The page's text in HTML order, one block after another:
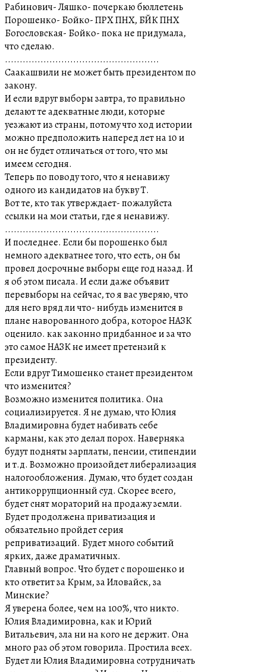
Рабинович- Ляшко- почеркаю бюллетень
Порошенко- Бойко- ПРХ ПНХ, БЙК ПНХ
Богословская- Бойко- пока не придумала,
что сделаю.
....................................................
Саакашвили не может быть президентом по
закону.
И если вдруг выборы завтра, то правильно
делают те адекватные люди, которые
уезжают из страны, потому что ход истории
можно предположить наперед лет на 10 и
он не будет отличаться от того, что мы
имеем сегодня.
Теперь по поводу того, что я ненавижу
одного из кандидатов на букву Т.
Вот те, кто так утверждает- пожалуйста
ссылки на мои статьи, где я ненавижу.
....................................................
И последнее. Если бы порошенко был
немного адекватнее того, что есть, он бы
провел досрочные выборы еще год назад. И
я об этом писала. И если даже объявит
перевыборы на сейчас, то я вас уверяю, что
для него вряд ли что- нибудь изменится в
плане наворованного добра, которое НАЗК
оценило. как законно придбанное и за что
это самое НАЗК не имеет претензий к
президенту.
Если вдруг Тимошенко станет президентом
что изменится?
Возможно изменится политика. Она
социализируется. Я не думаю, что Юлия
Владимировна будет набивать себе
карманы, как это делал порох. Наверняка
будут подняты зарплаты, пенсии, стипендии
и т.д. Возможно произойдет либерализация
налогообложения. Думаю, что будет создан
антикоррупционный суд. Скорее всего,
будет снят мораторий на продажу земли.
Будет продолжена приватизация и
обязательно пройдет серия
реприватизаций. Будет много событий
ярких, даже драматичных.
Главный вопрос. Что будет с порошенко и
кто ответит за Крым, за Иловайск, за
Минские?
Я уверена более, чем на 100%, что никто.
Юлия Владимировна, как и Юрий
Витальевич, зла ни на кого не держит. Она
много раз об этом говорила. Простила всех.
Будет ли Юлия Владимировна сотрудничать